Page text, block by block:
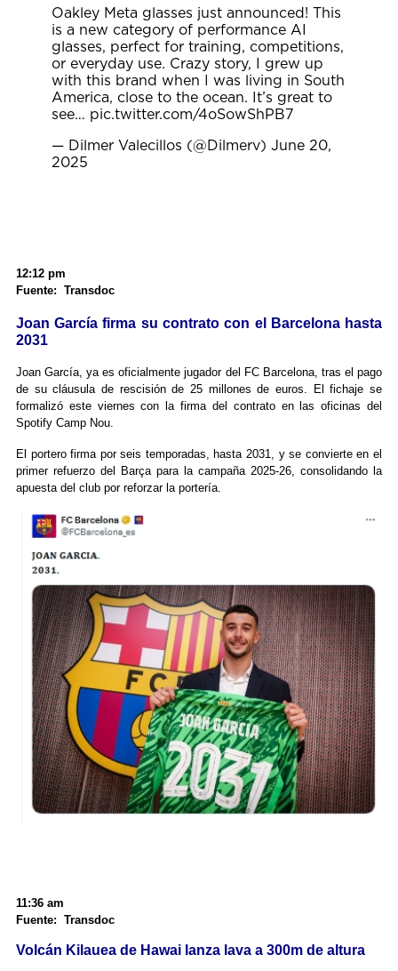
Oakley Meta glasses just announced! This
is a new category of performance AI
glasses, perfect for training, competitions,
or everyday use. Crazy story, I grew up
with this brand when I was living in South
America, close to the ocean. It’s great to
see… pic.twitter.com/4oSowShPB7
— Dilmer Valecillos (@Dilmerv) June 20,
2025
12:12 pm
Fuente: Transdoc
Joan García firma su contrato con el Barcelona hasta
2031
Joan García, ya es oficialmente jugador del FC Barcelona, tras el pago
de su cláusula de rescisión de 25 millones de euros. El fichaje se
formalizó este viernes con la firma del contrato en las oficinas del
Spotify Camp Nou.
El portero firma por seis temporadas, hasta 2031, y se convierte en el
primer refuerzo del Barça para la campaña 2025-26, consolidando la
apuesta del club por reforzar la portería.
11:36 am
Fuente: Transdoc
Volcán Kilauea de Hawai lanza lava a 300m de altura